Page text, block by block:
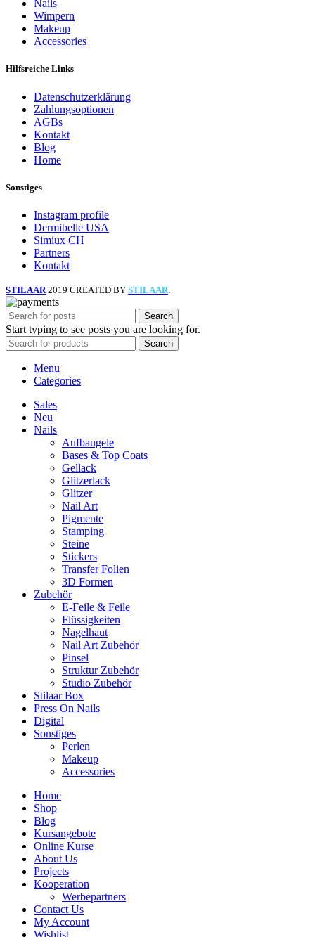
Nails
Wimpern
Makeup
Accessories
Hilfsreiche Links
Datenschutzerklärung
Zahlungsoptionen
AGBs
Kontakt
Blog
Home
Sonstiges
Instagram profile
Dermibelle USA
Simiux CH
Partners
Kontakt
STILAAR 2019 CREATED BY STILAAR.
Search
Start typing to see posts you are looking for.
Search
Menu
Categories
Sales
Neu
Nails
Aufbaugele
Bases & Top Coats
Gellack
Glitzerlack
Glitzer
Nail Art
Pigmente
Stamping
Steine
Stickers
Transfer Folien
3D Formen
Zubehör
E-Feile & Feile
Flüssigkeiten
Nagelhaut
Nail Art Zubehör
Pinsel
Struktur Zubehör
Studio Zubehör
Stilaar Box
Press On Nails
Digital
Sonstiges
Perlen
Makeup
Accessories
Home
Shop
Blog
Kursangebote
Online Kurse
About Us
Projects
Kooperation
Werbepartners
Contact Us
My Account
Wishlist